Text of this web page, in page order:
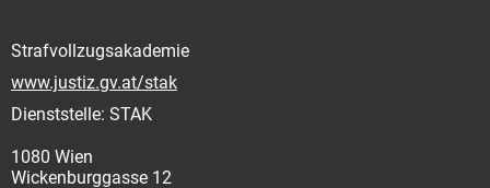
Strafvollzugsakademie
www.justiz.gv.at/stak
Dienststelle: STAK
1080 Wien
Wickenburggasse 12